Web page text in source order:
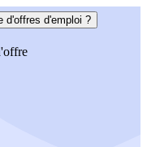
d'offres d'emploi ?